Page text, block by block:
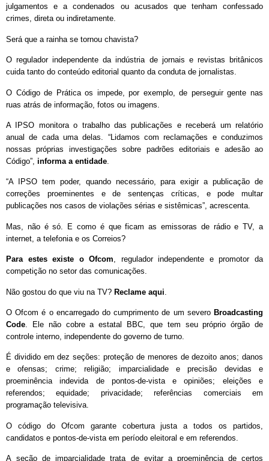
julgamentos e a condenados ou acusados que tenham confessado
crimes, direta ou indiretamente.
Será que a rainha se tornou chavista?
O regulador independente da indústria de jornais e revistas britânicos
cuida tanto do conteúdo editorial quanto da conduta de jornalistas.
O Código de Prática os impede, por exemplo, de perseguir gente nas
ruas atrás de informação, fotos ou imagens.
A IPSO monitora o trabalho das publicações e receberá um relatório
anual de cada uma delas. “Lidamos com reclamações e conduzimos
nossas próprias investigações sobre padrões editoriais e adesão ao
Código”, informa a entidade
“A IPSO tem poder, quando necessário, para exigir a publicação de
correções proeminentes e de sentenças críticas, e pode multar
publicações nos casos de violações sérias e sistêmicas”, acrescenta.
Mas, não é só. E como é que ficam as emissoras de rádio e TV, a
internet, a telefonia e os Correios?
Para estes existe o Ofcom, regulador independente e promotor da
competição no setor das comunicações.
Não gostou do que viu na TV? Reclame aqui
O Ofcom é o encarregado do cumprimento de um severo Broadcasting
Code . Ele não cobre a estatal BBC, que tem seu próprio órgão de
controle interno, independente do governo de turno.
É dividido em dez seções: proteção de menores de dezoito anos; danos
e ofensas; crime; religião; imparcialidade e precisão devidas e
proeminência indevida de pontos-de-vista e opiniões; eleições e
referendos; equidade; privacidade; referências comerciais em
programação televisiva.
O código do Ofcom garante cobertura justa a todos os partidos,
candidatos e pontos-de-vista em período eleitoral e em referendos.
A seção de imparcialidade trata de evitar a proeminência de certos